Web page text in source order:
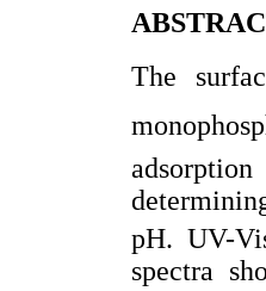
The
pH. UV-
spectra